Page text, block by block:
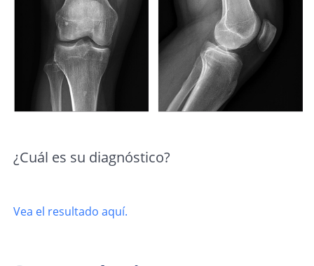
¿Cuál es su diagnóstico?
Vea el resultado aquí.